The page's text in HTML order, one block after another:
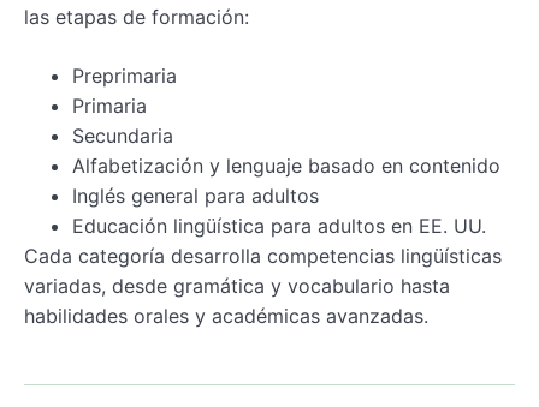
las etapas de formación:
Preprimaria
Primaria
Secundaria
Alfabetización y lenguaje basado en contenido
Inglés general para adultos
Educación lingüística para adultos en EE. UU.
Cada categoría desarrolla competencias lingüísticas
variadas, desde gramática y vocabulario hasta
habilidades orales y académicas avanzadas.